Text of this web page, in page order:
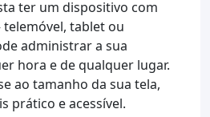
ter um dispositivo com
tablet ou
administrar a sua
hora e de qualquer lugar.
ao tamanho da sua tela,
prático e acessível.